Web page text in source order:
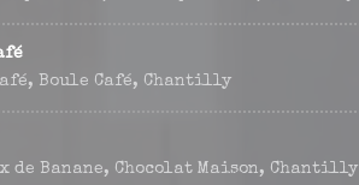
Boule Café, Chantilly
de Banane, Chocolat Maison, Chantilly